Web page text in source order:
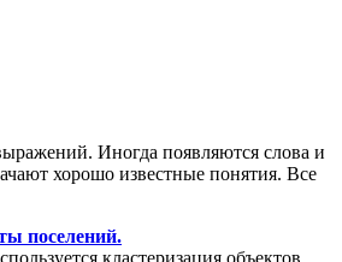
Иногда появляются слова и
хорошо известные понятия. Все
поселений.
кластеризация объектов